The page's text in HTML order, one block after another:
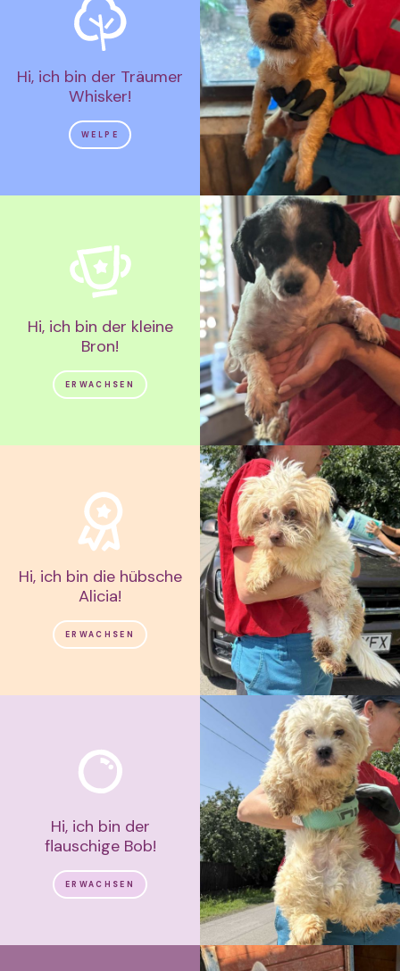
Hi, ich bin der Träumer
Whisker!
WELPE
Hi, ich bin der kleine
Bron!
ERWACHSEN
Hi, ich bin die hübsche
Alicia!
ERWACHSEN
Hi, ich bin der
flauschige Bob!
ERWACHSEN